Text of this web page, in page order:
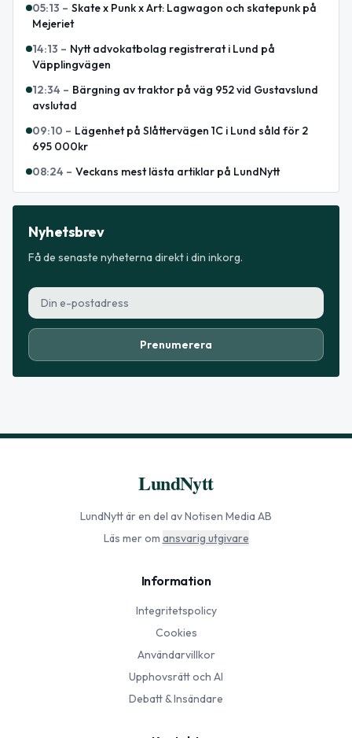
05:13 – Skate x Punk x Art: Lagwagon och skatepunk på
Mejeriet
14:13 – Nytt advokatbolag registrerat i Lund på
Väpplingvägen
12:34 – Bärgning av traktor på väg 952 vid Gustavslund
avslutad
09:10 – Lägenhet på Slåttervägen 1C i Lund såld för 2
695 000kr
08:24 – Veckans mest lästa artiklar på LundNytt
Nyhetsbrev
Få de senaste nyheterna direkt i din inkorg.
Prenumerera
LundNytt
LundNyttär en del av Notisen Media AB
Läs mer om ansvarig utgivare
Information
Integritetspolicy
Cookies
Användarvillkor
Upphovsrätt och AI
Debatt & Insändare